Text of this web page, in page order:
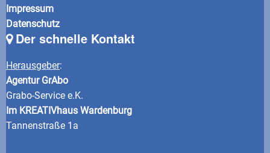
Impressum
Datenschutz
Der schnelle Kontakt
Herausgeber:
Agentur GrAbo
Grabo-Service e.K.
Im KREATIVhaus Wardenburg
Tannenstraße 1a